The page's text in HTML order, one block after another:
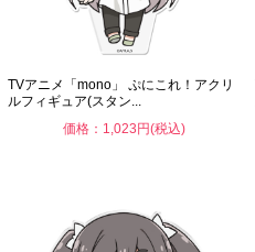
TVアニメ「mono」 ぷにこれ！アクリ
ルフィギュア(スタン...
価格：1,023円(税込)